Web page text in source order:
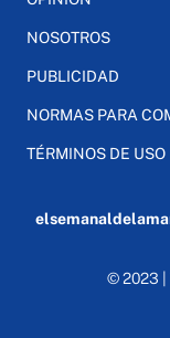
NOSOTROS
PUBLICIDAD
NORMAS PARA
TÉRMINOS DE USO
© 2023 |